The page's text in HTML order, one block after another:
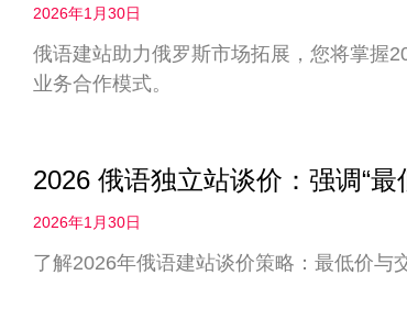
2026年1月30日
俄语建站助力俄罗斯市场拓展，您将掌握
业务合作模式。
2026 俄语独立站谈价：强调“
2026年1月30日
了解2026年俄语建站谈价策略：最低价与